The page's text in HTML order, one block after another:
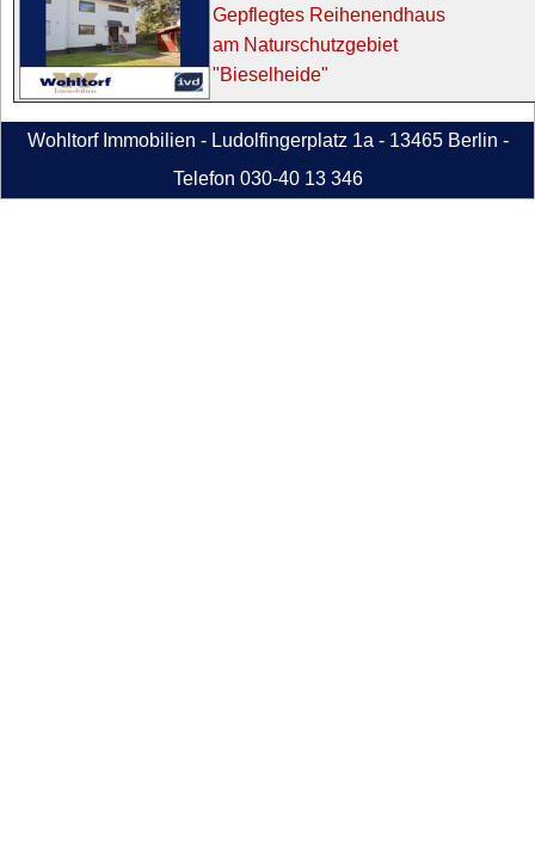
Gepflegtes Reihenendhaus
am Naturschutzgebiet
"Bieselheide"
Wohltorf Immobilien - Ludolfingerplatz 1a - 13465 Berlin -
Telefon 030-40 13 346